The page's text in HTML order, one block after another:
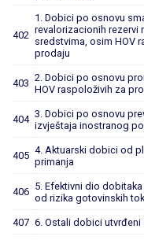
402
1. Dobici po osnovu
revalorizacionih rezervi
sredstvima, osim HOV
prodaju
403 2. Dobici po osnovu
HOV raspoloživih za
404 3. Dobici po osnovu
izvještaja inostranog
405 4. Aktuarski dobici od
primanja
406 5. Efektivni dio
od rizika gotovinskih
407 6. Ostali dobici utvrđeni